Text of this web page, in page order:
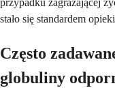
przypadku zagrażającej
stało się standardem
Często
globuliny